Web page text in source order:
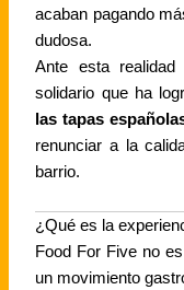
acaban pagando
dudosa.
Ante esta realidad
solidario que ha
las tapas
renunciar a la
barrio.
¿Qué es la
Food For Five no
un movimiento